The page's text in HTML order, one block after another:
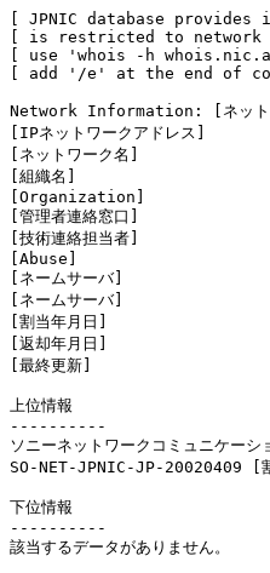
[ JPNIC database
[ is restricted to network
[ use 'whois -h
[ add '/e' at the end of
Network Information: [ネット
[IPネットワークアドレ
[ネットワーク名]
[組織名]
[Organization]
[管理者連絡窓
[技術連絡担当
[ネームサーバ]
[ネームサーバ]
[割当年月日]
[返却年月
[最終更新]
上位情報
----------
ソニーネットワークコミュニケ
SO-NET-JPNIC-
下位情報
----------
該当するデータがありません。